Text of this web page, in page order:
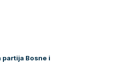
Bosne i